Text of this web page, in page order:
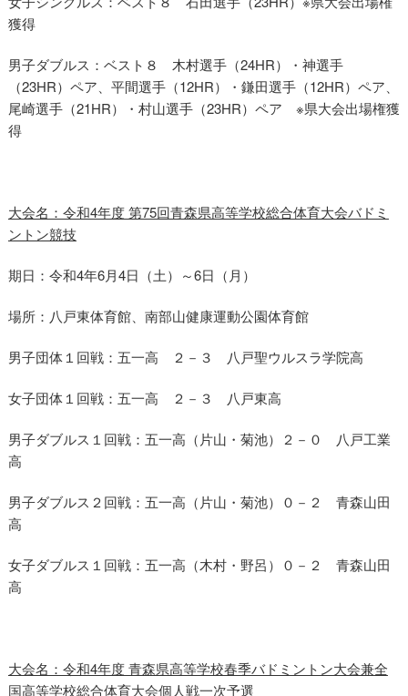
獲得
男子ダブルス：ベスト８ 木村選手（24HR）・神選手
（23HR）ペア、平間選手（12HR）・鎌田選手（12HR）ペア、
尾崎選手（21HR）・村山選手（23HR）ペア ※県大会出場権獲
得
大会名：令和4年度 第75回青森県高等学校総合体育大会バドミ
ントン競技
期日：令和4年6月4日（土）～6日（月）
場所：八戸東体育館、南部山健康運動公園体育館
男子団体１回戦：五一高 ２－３ 八戸聖ウルスラ学院高
女子団体１回戦：五一高 ２－３ 八戸東高
男子ダブルス１回戦：五一高（片山・菊池）２－０ 八戸工業
高
男子ダブルス２回戦：五一高（片山・菊池）０－２ 青森山田
高
女子ダブルス１回戦：五一高（木村・野呂）０－２ 青森山田
高
大会名：令和4年度 青森県高等学校春季バドミントン大会兼全
国高等学校総合体育大会個人戦一次予選